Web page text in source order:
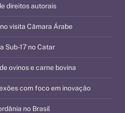
direitos autorais
visita Câmara Árabe
Sub-17 no Catar
ovinos e carne bovina
com foco em inovação
no Brasil